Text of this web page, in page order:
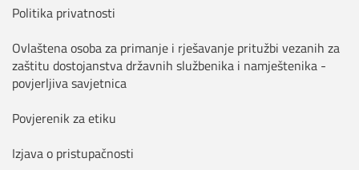
Politika privatnosti
Ovlaštena osoba za primanje i rješavanje pritužbi vezanih za
zaštitu dostojanstva državnih službenika i namještenika -
povjerljiva savjetnica
Povjerenik za etiku
Izjava o pristupačnosti